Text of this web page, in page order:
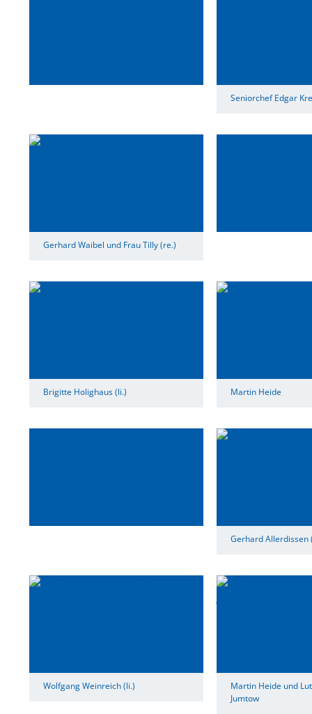
Seniorchef Edgar
Gerhard Waibel und Frau Tilly (re.)
Brigitte Holighaus (li.) Martin Heide
Gerhard Allerdissen
Wolfgang Weinreich (li.)
Martin Heide und
Jumtow